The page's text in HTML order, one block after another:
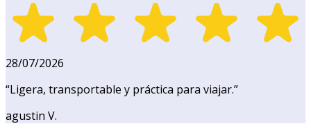
28/07/2026
“Ligera, transportable y práctica para viajar.”
agustin V.